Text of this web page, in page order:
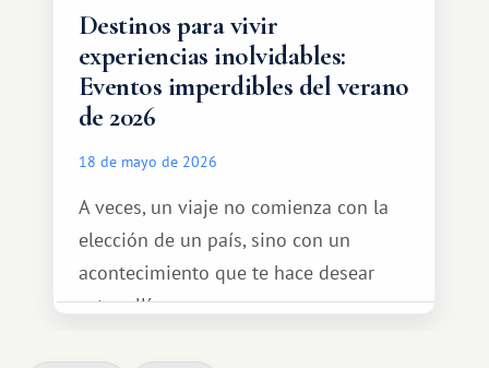
Destinos para vivir
experiencias inolvidables:
Eventos imperdibles del verano
de 2026
18 de mayo de 2026
A veces, un viaje no comienza con la
elección de un país, sino con un
acontecimiento que te hace desear
estar allí...